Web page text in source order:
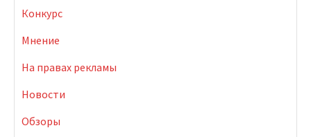
Конкурс
Мнение
На правах рекламы
Новости
Обзоры